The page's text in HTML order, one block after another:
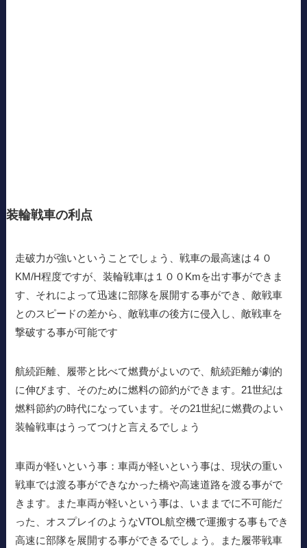
装輪戦車の利点
走破力が強いということでしょう、戦車の最高速は４０
KM/H程度ですが、装輪戦車は１００Kmを出す事ができま
す、それによって迅速に部隊を展開する事ができ、敵戦車
とのスピードの差から、敵戦車の後方に侵入し、敵戦車を
撃破する事が可能です
航続距離、履帯と比べて燃費がよいので、航続距離が劇的
に伸びます、そのために燃料の節約ができます。21世紀は
燃料節約の時代になっています。その21世紀に燃費のよい
装輪戦車はうってつけと言えるでしょう
車両が軽いという事：車両が軽いという事は、現状の重い
戦車では渡る事ができなかった橋や高速道路を渡る事がで
きます。また車両が軽いという事は、いままでに不可能だ
った、オスプレイのようなVTOL航空機で運搬する事もでき
高速に部隊を展開する事ができるでしょう。また履帯戦車